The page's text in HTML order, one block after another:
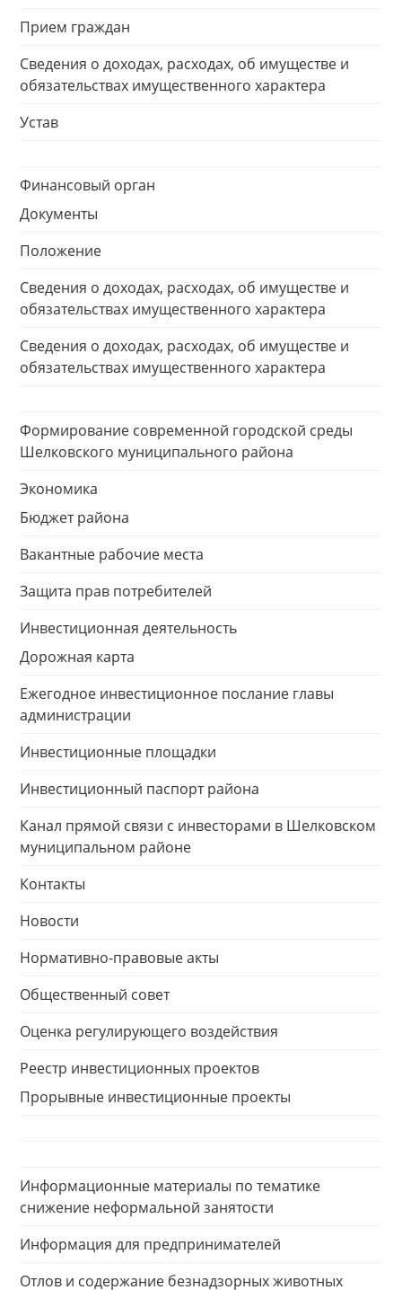
Прием граждан
Сведения о доходах, расходах, об имуществе и
обязательствах имущественного характера
Устав
Финансовый орган
Документы
Положение
Сведения о доходах, расходах, об имуществе и
обязательствах имущественного характера
Сведения о доходах, расходах, об имуществе и
обязательствах имущественного характера
Формирование современной городской среды
Шелковского муниципального района
Экономика
Бюджет района
Вакантные рабочие места
Защита прав потребителей
Инвестиционная деятельность
Дорожная карта
Ежегодное инвестиционное послание главы
администрации
Инвестиционные площадки
Инвестиционный паспорт района
Канал прямой связи с инвесторами в Шелковском
муниципальном районе
Контакты
Новости
Нормативно-правовые акты
Общественный совет
Оценка регулирующего воздействия
Реестр инвестиционных проектов
Прорывные инвестиционные проекты
Информационные материалы по тематике
снижение неформальной занятости
Информация для предпринимателей
Отлов и содержание безнадзорных животных